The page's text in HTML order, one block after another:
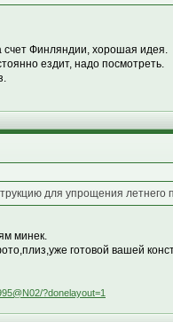
счет Финляндии, хорошая идея.
ездит, надо посмотреть.
для упрощения летнего
минек.
готовой вашей
?donelayout=1